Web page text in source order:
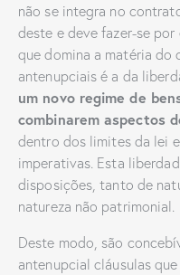
não se integra no
deste e deve fazer-se
que domina a matéria do
antenupciais é a da
um novo regime de
combinarem aspectos
dentro dos limites da lei
imperativas. Esta
disposições, tanto de
natureza não patrimonial.
Deste modo, são
antenupcial cláusulas